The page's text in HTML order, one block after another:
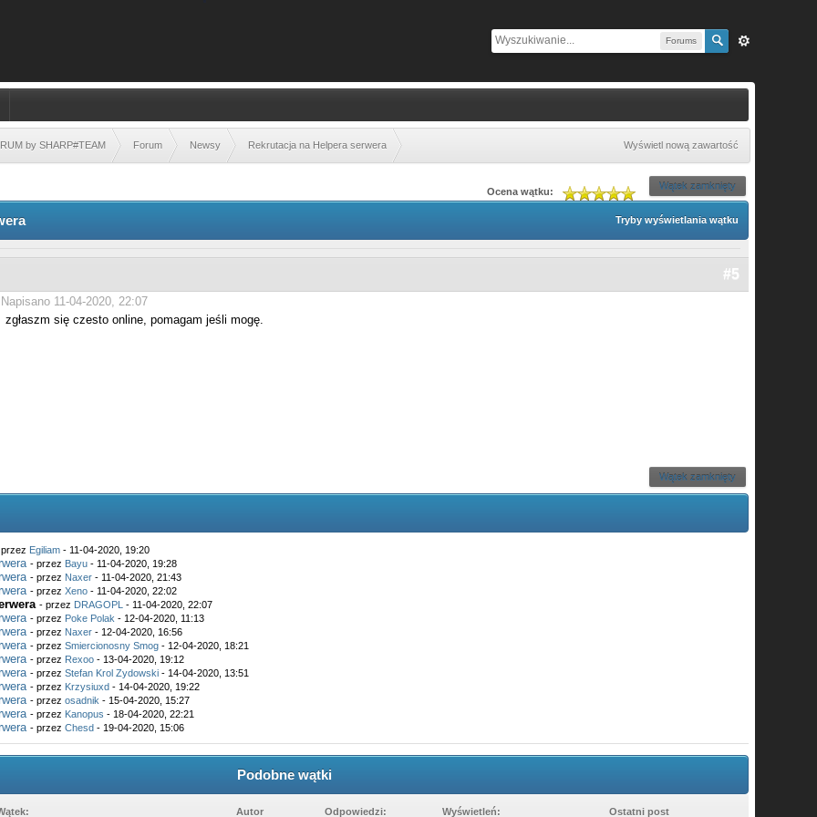
Forums
by SHARP#TEAM Forum Newsy Rekrutacja na Helpera serwera Wyświetl nową zawartość
Wątek zamknięty
Ocena wątku:
Tryby wyświetlania wątku
#5
Napisano 11-04-2020, 22:07
zgłaszm się czesto online, pomagam jeśli mogę.
Wątek zamknięty
Egiliam - 11-04-2020, 19:20
- przez Bayu - 11-04-2020, 19:28
- przez Naxer - 11-04-2020, 21:43
- przezXeno - 11-04-2020, 22:02
- przez DRAGOPL - 11-04-2020, 22:07
- przez Poke Polak - 12-04-2020, 11:13
- przez Naxer - 12-04-2020, 16:56
- przezSmiercionosny Smog - 12-04-2020, 18:21
- przez Rexoo - 13-04-2020, 19:12
- przezStefan Krol Zydowski - 14-04-2020, 13:51
- przez Krzysiuxd - 14-04-2020, 19:22
- przezosadnik - 15-04-2020, 15:27
- przez Kanopus - 18-04-2020, 22:21
- przezChesd - 19-04-2020, 15:06
Podobne wątki
Autor Odpowiedzi: Wyświetleń: Ostatni post